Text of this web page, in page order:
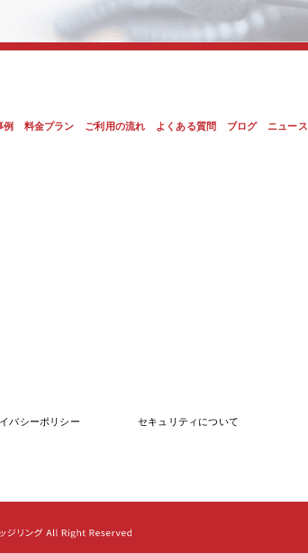
例 料金プラン ご利用の流れ よくある質問 ブログ ニュース
バシーポリシー セキュリティについて